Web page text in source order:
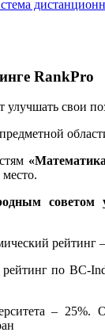
RankPro
свои
рейтинг
по BC-
– 25%.